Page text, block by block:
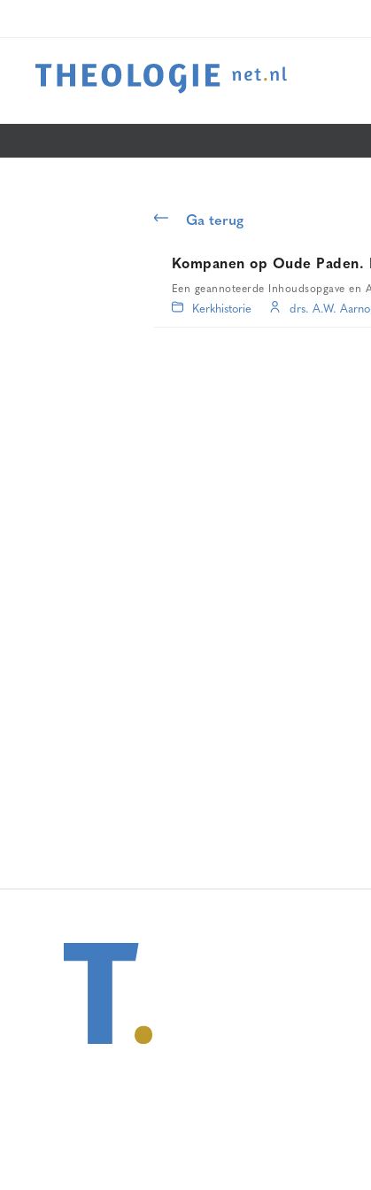
Ga terug
Kompanen op Oude
Een geannoteerde Inhoudsopgave en
Kerkhistorie drs. A.W.